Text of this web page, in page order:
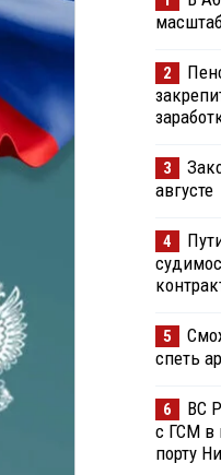
2
3
августе
4
5
спеть
6
ВС
с ГСМ в
порту